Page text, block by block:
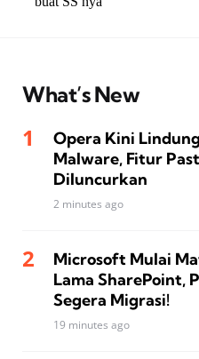
What’s New
Opera Kini
Malware, Fitur
Diluncurkan
2 minutes ago
Microsoft Mulai
Lama SharePoint,
Segera Migrasi!
19 minutes ago